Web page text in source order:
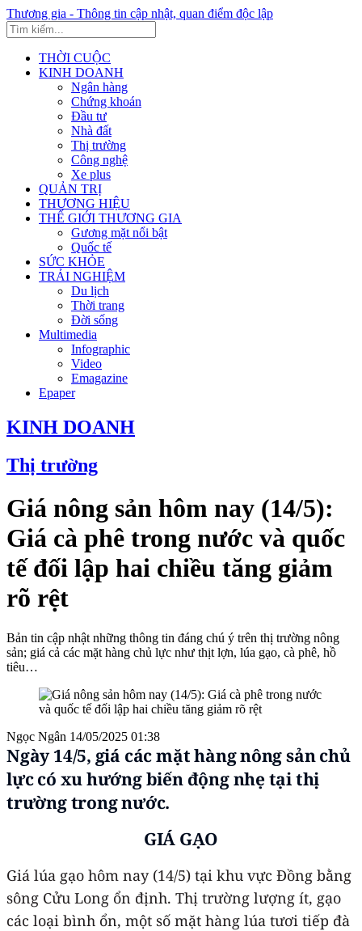
Thương gia - Thông tin cập nhật, quan điểm độc lập
THỜI CUỘC
KINH DOANH
Ngân hàng
Chứng khoán
Đầu tư
Nhà đất
Thị trường
Công nghệ
Xe plus
QUẢN TRỊ
THƯƠNG HIỆU
THẾ GIỚI THƯƠNG GIA
Gương mặt nổi bật
Quốc tế
SỨC KHỎE
TRẢI NGHIỆM
Du lịch
Thời trang
Đời sống
Multimedia
Infographic
Video
Emagazine
Epaper
KINH DOANH
Thị trường
Giá nông sản hôm nay (14/5):
Giá cà phê trong nước và quốc
tế đối lập hai chiều tăng giảm
rõ rệt
Bản tin cập nhật những thông tin đáng chú ý trên thị trường nông
sản; giá cả các mặt hàng chủ lực như thịt lợn, lúa gạo, cà phê, hồ
tiêu…
Ngọc Ngân 14/05/2025 01:38
Ngày 14/5, giá các mặt hàng nông sản chủ
lực có xu hướng biến động nhẹ tại thị
trường trong nước.
GIÁ GẠO
Giá lúa gạo hôm nay (14/5) tại khu vực Đồng bằng
sông Cửu Long ổn định. Thị trường lượng ít, gạo
các loại bình ổn, một số mặt hàng lúa tươi tiếp đà